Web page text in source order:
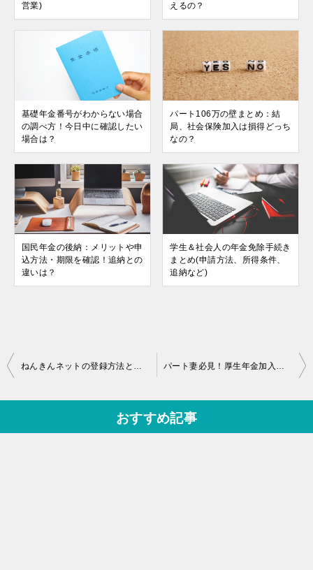
営業)
えるの？
基礎年金番号がわからない場合
の調べ方！今日中に確認したい
場合は？
パート106万の壁まとめ：結
局、社会保険加入は損得どっち
なの？
国民年金の後納：メリットや申
込方法・期限を確認！追納との
違いは？
学生＆社会人の年金免除手続き
まとめ(申請方法、所得条件、
追納など)
投
ビ
ねんきんネットの登録方法と自分の年金未納期間の調べ方を詳しく解説 パート妻必見！厚生年金加入条件変更について厚生労働省に聞いてみた
おすすめ記事